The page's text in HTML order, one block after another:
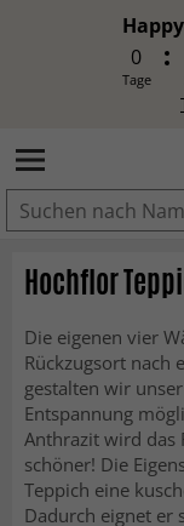
0
Tage
Hochflor
Die eigenen vier
Rückzugsort nach
gestalten wir
Entspannung
Anthrazit wird das
schöner! Die
Teppich eine
Dadurch eignet er